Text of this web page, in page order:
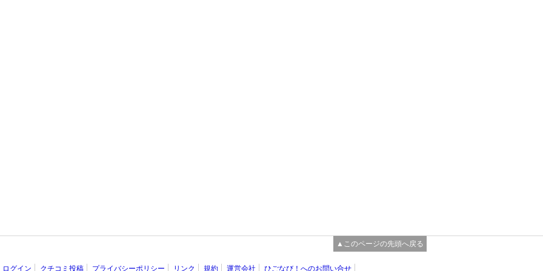
▲このページの先頭へ戻る
ログイン クチコミ投稿 プライバシーポリシー リンク 規約 運営会社 ひごなび！へのお問い合せ